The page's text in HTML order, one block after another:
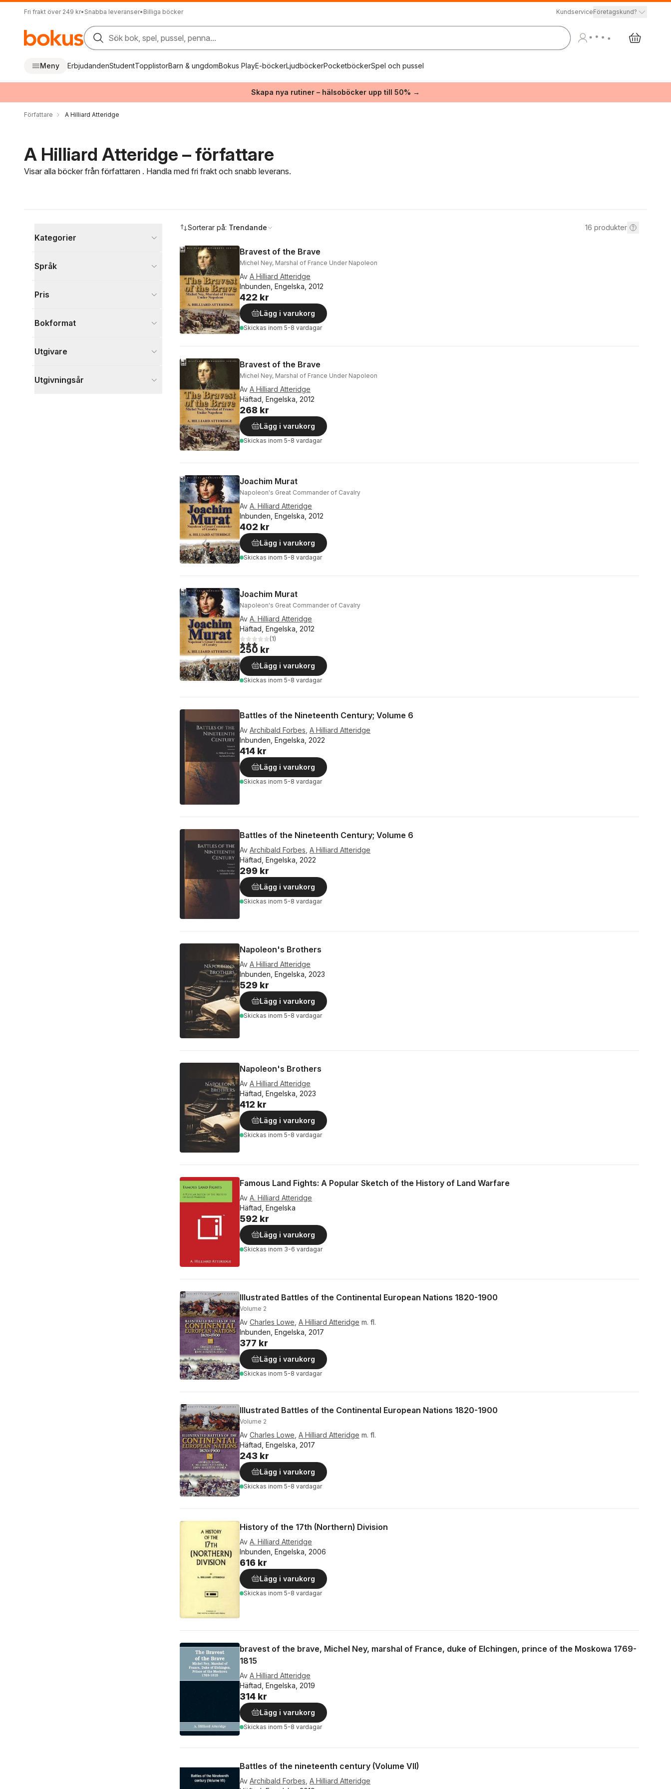
Fri frakt över 249 kr• Snabba leveranser• Billiga böcker KundserviceFöretagskund?
Sök bok, spel, pussel, penna...
Meny ErbjudandenStudentTopplistorBarn & ungdomBokus PlayE-böckerLjudböckerPocketböckerSpel och pussel
Skapa nya rutiner – hälsoböcker upp till 50% →
Författare A Hilliard Atteridge
A Hilliard Atteridge – författare
Visar alla böcker från författaren . Handla med fri frakt och snabb leverans.
Kategorier
Biografier
6
Språk
Pris
Bokformat
Utgivare
Utgivningsår
Sorterar på: Trendande 16 produkter
Bravest of the Brave
Michel Ney, Marshal of France Under Napoleon
Av A Hilliard Atteridge
Inbunden, Engelska, 2012
422 kr
Lägg i varukorg
Skickas inom 5-8 vardagar
Bravest of the Brave
Michel Ney, Marshal of France Under Napoleon
Av A Hilliard Atteridge
Häftad, Engelska, 2012
268 kr
Lägg i varukorg
Skickas inom 5-8 vardagar
Joachim Murat
Napoleon's Great Commander of Cavalry
Av A. Hilliard Atteridge
Inbunden, Engelska, 2012
402 kr
Lägg i varukorg
Skickas inom 5-8 vardagar
Joachim Murat
Napoleon's Great Commander of Cavalry
Av A. Hilliard Atteridge
Häftad, Engelska, 2012
3,0utav 5 stjärnor. Totalt antal röster:
(1)
250 kr
Lägg i varukorg
Skickas inom 5-8 vardagar
Battles of the Nineteenth Century; Volume 6
Av Archibald Forbes A Hilliard Atteridge
Inbunden, Engelska, 2022
414 kr
Lägg i varukorg
Skickas inom 5-8 vardagar
Battles of the Nineteenth Century; Volume 6
Av Archibald Forbes A Hilliard Atteridge
Häftad, Engelska, 2022
299 kr
Lägg i varukorg
Skickas inom 5-8 vardagar
Napoleon's Brothers
Av A Hilliard Atteridge
Inbunden, Engelska, 2023
529 kr
Lägg i varukorg
Skickas inom 5-8 vardagar
Napoleon's Brothers
Av A Hilliard Atteridge
Häftad, Engelska, 2023
412 kr
Lägg i varukorg
Skickas inom 5-8 vardagar
Famous Land Fights: A Popular Sketch of the History of Land Warfare
Av A. Hilliard Atteridge
Häftad, Engelska
592 kr
Lägg i varukorg
Skickas inom 3-6 vardagar
Illustrated Battles of the Continental European Nations 1820-1900
Volume 2
Av Charles Lowe A Hilliard Atteridge m. fl.
Inbunden, Engelska, 2017
377 kr
Lägg i varukorg
Skickas inom 5-8 vardagar
Illustrated Battles of the Continental European Nations 1820-1900
Volume 2
Av Charles Lowe A Hilliard Atteridge m. fl.
Häftad, Engelska, 2017
243 kr
Lägg i varukorg
Skickas inom 5-8 vardagar
History of the 17th (Northern) Division
Av A. Hilliard Atteridge
Inbunden, Engelska, 2006
616 kr
Lägg i varukorg
Skickas inom 5-8 vardagar
bravest of the brave, Michel Ney, marshal of France, duke of Elchingen, prince of the Moskowa 1769-
1815
Av A Hilliard Atteridge
Häftad, Engelska, 2019
314 kr
Lägg i varukorg
Skickas inom 5-8 vardagar
Battles of the nineteenth century (Volume VII)
Av Archibald Forbes A Hilliard Atteridge